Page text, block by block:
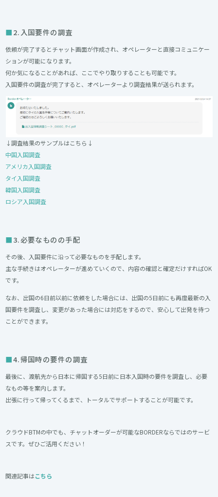
2.入国要件の調査
依頼が完了するとチャット画面が作成され、オペレーターと直接コミュニケー
ションが可能になります。
何か気になることがあれば、ここでやり取りすることも可能です。
入国要件の調査が完了すると、オペレーターより調査結果が送られます。
↓調査結果のサンプルはこちら↓
中国入国調査
アメリカ入国調査
タイ入国調査
韓国入国調査
ロシア入国調査
3.必要なものの手配
その後、入国要件に沿って必要なものを手配します。
主な手続きはオペレーターが進めていくので、内容の確認と確定だけすればOK
です。
なお、出国の6日前以前に依頼をした場合には、出国の5日前にも再度最新の入
国要件を調査し、変更があった場合には対応をするので、安心して出発を待つ
ことができます。
4.帰国時の要件の調査
最後に、渡航先から日本に帰国する5日前に日本入国時の要件を調査し、必要
なもの等を案内します。
出張に行って帰ってくるまで、トータルでサポートすることが可能です。
クラウドBTMの中でも、チャットオーダーが可能なBORDERならではのサービ
スです。ぜひご活用ください！
関連記事はこちら